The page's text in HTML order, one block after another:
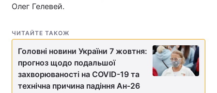
Олег Гелевей.
ЧИТАЙТЕ ТАКОЖ
Головні новини України 7 жовтня:
прогноз щодо подальшої
захворюваності на COVID-19 та
технічна причина падіння Ан-26